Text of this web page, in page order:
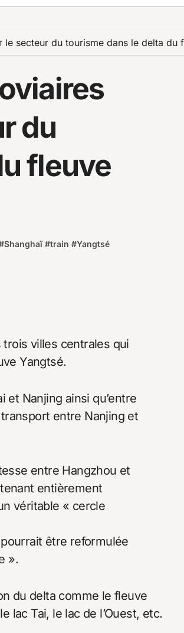
secteur du tourisme dans le delta du
du
fleuve
Shanghaï #train #Yangtsé
villes centrales qui
Yangtsé.
Nanjing ainsi qu’entre
entre Nanjing et
entre Hangzhou et
entièrement
véritable « cercle
être reformulée
».
du delta comme le fleuve
lac Tai, le lac de l’Ouest, etc.